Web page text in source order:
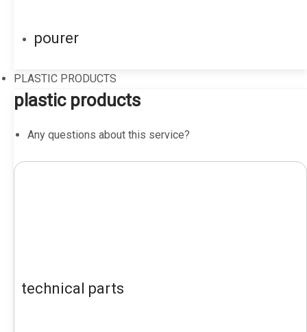
pourer
PLASTIC PRODUCTS
plastic products
Any questions about this service?
technical parts